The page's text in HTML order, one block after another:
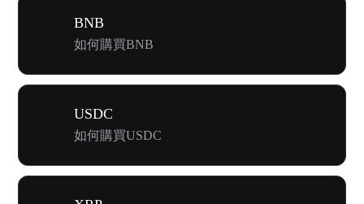
BNB
如何購買BNB
USDC
如何購買USDC